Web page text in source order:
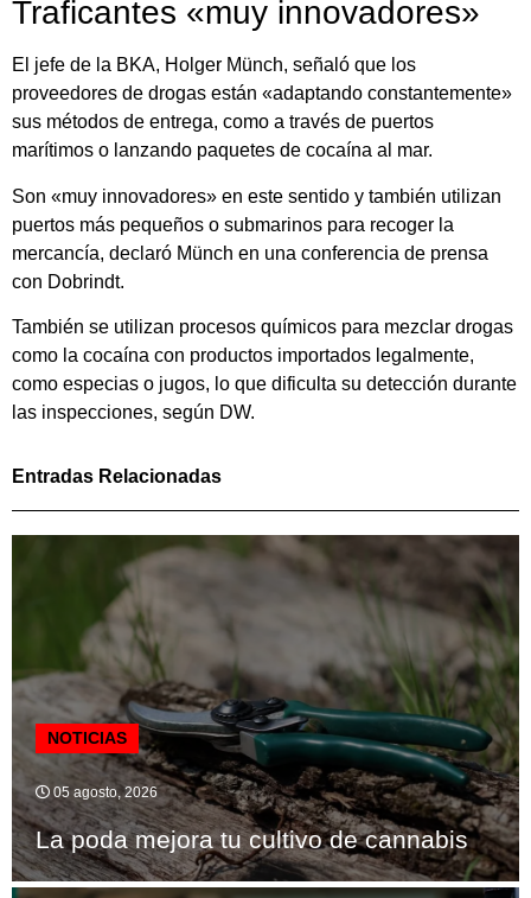
Traficantes «muy innovadores»
El jefe de la BKA, Holger Münch, señaló que los
proveedores de drogas están «adaptando constantemente»
sus métodos de entrega, como a través de puertos
marítimos o lanzando paquetes de cocaína al mar.
Son «muy innovadores» en este sentido y también utilizan
puertos más pequeños o submarinos para recoger la
mercancía, declaró Münch en una conferencia de prensa
con Dobrindt.
También se utilizan procesos químicos para mezclar drogas
como la cocaína con productos importados legalmente,
como especias o jugos, lo que dificulta su detección durante
las inspecciones, según DW.
Entradas Relacionadas
NOTICIAS
05 agosto, 2026
La poda mejora tu cultivo de cannabis